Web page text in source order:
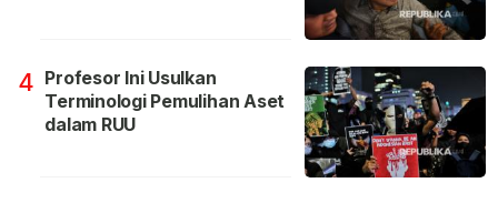
4 Profesor Ini Usulkan
Terminologi Pemulihan Aset
dalam RUU